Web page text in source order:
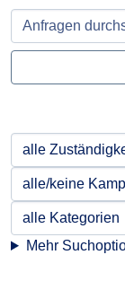
Mehr